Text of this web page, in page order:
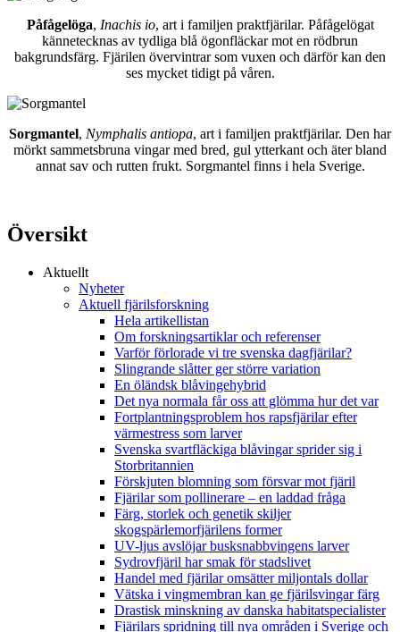
Påfågelöga, Inachis io, art i familjen praktfjärilar. Påfågelögat
kännetecknas av tydliga blå ögonfläckar mot en rödbrun
bakgrundsfärg. Fjärilen övervintrar som vuxen och därför kan den
ses mycket tidigt på våren.
Sorgmantel, Nymphalis antiopa, art i familjen praktfjärilar. Den har
mörkt sammetsbruna vingar med bred, gul ytterkant och äter bland
annat sav och rutten frukt. Sorgmantel finns i hela Sverige.
Översikt
Aktuellt
Nyheter
Aktuell fjärilsforskning
Hela artikellistan
Om forskningsartiklar och referenser
Varför förlorade vi tre svenska dagfjärilar?
Slingrande slåtter ger större variation
En öländsk blåvingehybrid
Det nya normala får oss att glömma hur det var
Fortplantningsproblem hos rapsfjärilar efter
värmestress som larver
Svenska svartfläckiga blåvingar sprider sig i
Storbritannien
Förskjuten blomning som försvar mot fjäril
Fjärilar som pollinerare – en laddad fråga
Färg, storlek och genetik skiljer
skogspärlemorfjärilens former
UV-ljus avslöjar busksnabbvingens larver
Sydrovfjäril har smak för stadslivet
Handel med fjärilar omsätter miljontals dollar
Vätska i vingmembran kan ge fjärilsvingar färg
Drastisk minskning av danska habitatspecialister
Fjärilars spridning till nya områden i Sverige och